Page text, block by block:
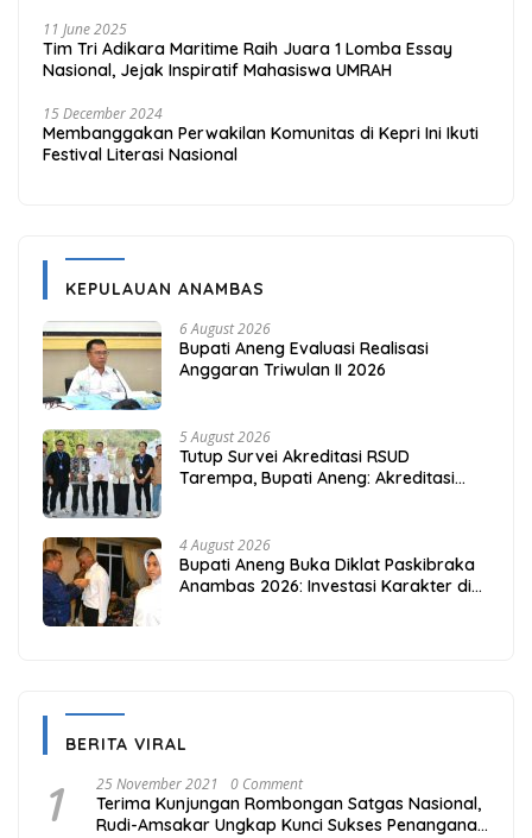
11 June 2025
Tim Tri Adikara Maritime Raih Juara 1 Lomba Essay
Nasional, Jejak Inspiratif Mahasiswa UMRAH
15 December 2024
Membanggakan Perwakilan Komunitas di Kepri Ini Ikuti
Festival Literasi Nasional
KEPULAUAN ANAMBAS
6 August 2026
Bupati Aneng Evaluasi Realisasi
Anggaran Triwulan II 2026
5 August 2026
Tutup Survei Akreditasi RSUD
Tarempa, Bupati Aneng: Akreditasi
4 August 2026
Bupati Aneng Buka Diklat Paskibraka
Anambas 2026: Investasi Karakter di
BERITA VIRAL
1 25 November 2021 0 Comment
Terima Kunjungan Rombongan Satgas Nasional,
Rudi-Amsakar Ungkap Kunci Sukses Penanganan